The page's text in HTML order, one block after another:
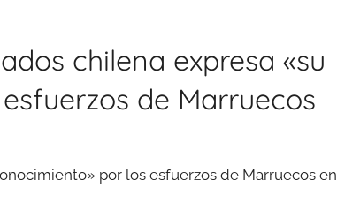
chilena expresa «su
de Marruecos
por los esfuerzos de Marruecos en